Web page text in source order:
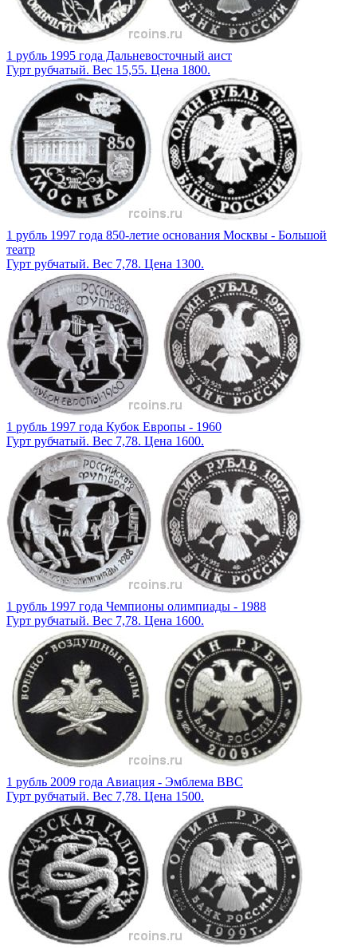
1 рубль 1995 года Дальневосточный аист
Гурт рубчатый. Вес 15,55. Цена 1800.
1 рубль 1997 года 850-летие основания Москвы - Большой
театр
Гурт рубчатый. Вес 7,78. Цена 1300.
1 рубль 1997 года Кубок Европы - 1960
Гурт рубчатый. Вес 7,78. Цена 1600.
1 рубль 1997 года Чемпионы олимпиады - 1988
Гурт рубчатый. Вес 7,78. Цена 1600.
1 рубль 2009 года Авиация - Эмблема ВВС
Гурт рубчатый. Вес 7,78. Цена 1500.